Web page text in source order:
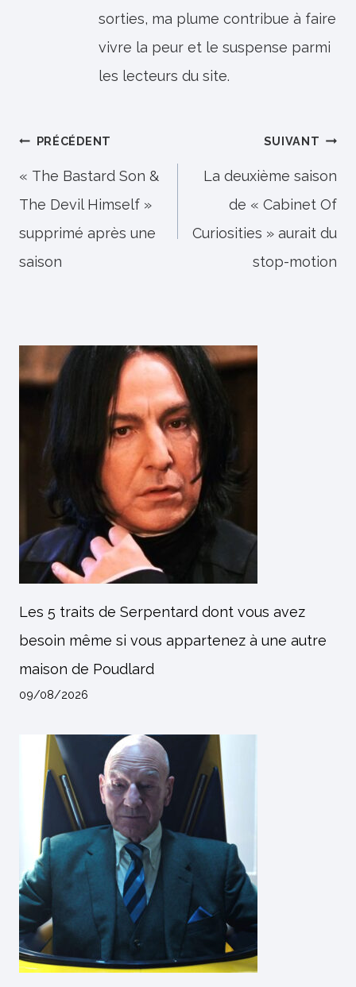
sorties, ma plume contribue à faire
vivre la peur et le suspense parmi
les lecteurs du site.
Navigation
de
l’article
PRÉCÉDENT
« The Bastard Son &
The Devil Himself »
supprimé après une
saison
SUIVANT
La deuxième saison
de « Cabinet Of
Curiosities » aurait du
stop-motion
Les 5 traits de Serpentard dont vous avez
besoin même si vous appartenez à une autre
maison de Poudlard
09/08/2026